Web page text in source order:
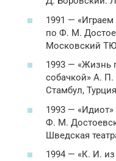
1991 — «Играем
по Ф. М.
Московский
1993 — «Жизнь
собачкой» А.
Стамбул,
1993 —
Ф. М.
Шведская
1994 — «К. И. из